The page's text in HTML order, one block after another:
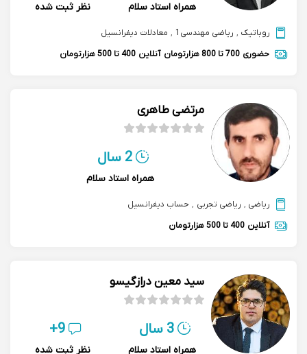
همراه استاد سلام نظر ثبت شده
روباتیک , ریاضی مهندسی1 , معادلات دیفرانسیل
حضوری 700 تا 800 هزارتومان آنلاین 400 تا 500 هزارتومان
مرتضی طاهری
2 سال
همراه استاد سلام
ریاضی , ریاضی تجربی , حساب دیفرانسیل
آنلاین 400 تا 500 هزارتومان
سید معین درازگیسو
3 سال
همراه استاد سلام
9+
نظر ثبت شده